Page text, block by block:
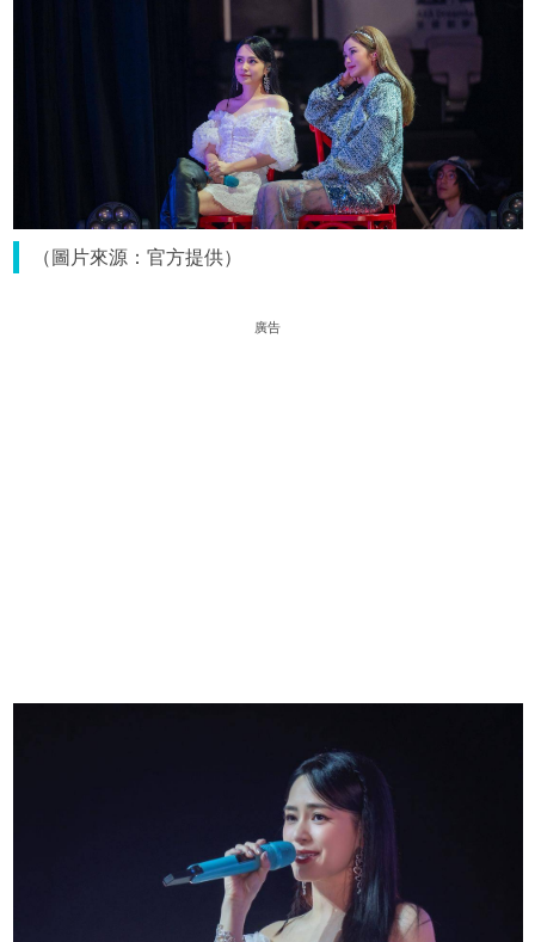
（圖片來源：官方提供）
廣告